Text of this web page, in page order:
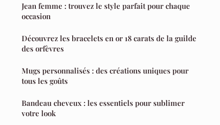
Jean femme : trouvez le style parfait pour chaque
occasion
Découvrez les bracelets en or 18 carats de la guilde
des orfèvres
Mugs personnalisés : des créations uniques pour
tous les goûts
Bandeau cheveux : les essentiels pour sublimer
votre look